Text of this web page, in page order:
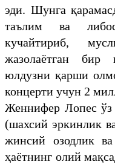
эди. Шунга
таълим ва
кучайтириб,
жазолаётган бир
юлдузни қарши
концерти учун 2
Женнифер Лопес
(шахсий эркинлик
жинсий озодлик
ҳаётнинг олий